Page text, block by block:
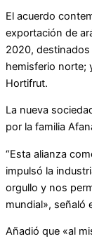
El acuerdo
exportación de
2020,
hemisferio norte;
Hortifrut.
La nueva
por la familia
“Esta alianza
impulsó la
orgullo y nos
mundial», señaló
Añadió que «al